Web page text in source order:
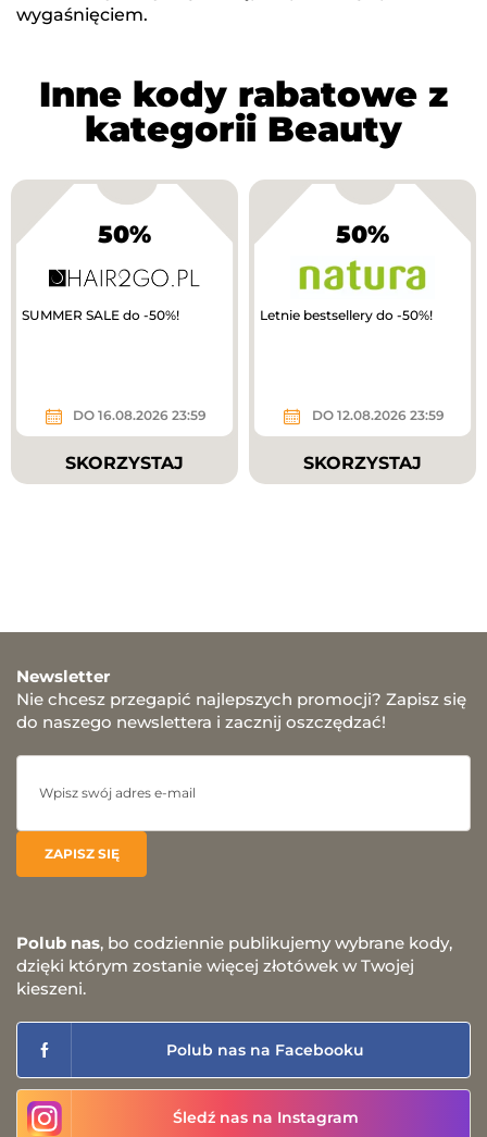
wygaśnięciem.
Inne kody rabatowe z
kategorii Beauty
50%
SUMMER SALE do -50%!
DO 16.08.2026 23:59
SKORZYSTAJ
50%
Letnie bestsellery do -50%!
DO 12.08.2026 23:59
SKORZYSTAJ
Newsletter
Nie chcesz przegapić najlepszych promocji? Zapisz się
do naszego newslettera i zacznij oszczędzać!
Polub nas, bo codziennie publikujemy wybrane kody,
dzięki którym zostanie więcej złotówek w Twojej
kieszeni.
Polub nas na Facebooku
Śledź nas na Instagram